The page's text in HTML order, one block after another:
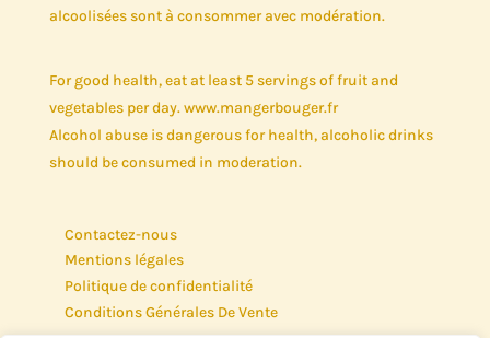
alcoolisées sont à consommer avec modération.
For good health, eat at least 5 servings of fruit and
vegetables per day. www.mangerbouger.fr
Alcohol abuse is dangerous for health, alcoholic drinks
should be consumed in moderation.
Contactez-nous
Mentions légales
Politique de confidentialité
Conditions Générales De Vente